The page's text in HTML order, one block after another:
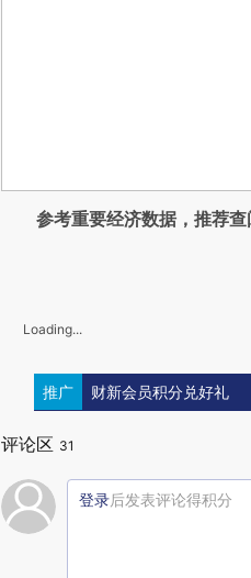
参考重要经济数据，推荐查
Loading...
推广 财新会员积分兑好礼
评论区 31
登录后发表评论得积分